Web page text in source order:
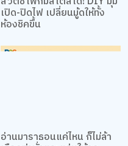
สวิตช์ไฟก็มีสไตล์ได้! DIY มุม
เปิด-ปิดไฟ เปลี่ยนมู้ดให้ทั้ง
ห้องชิคขึ้น